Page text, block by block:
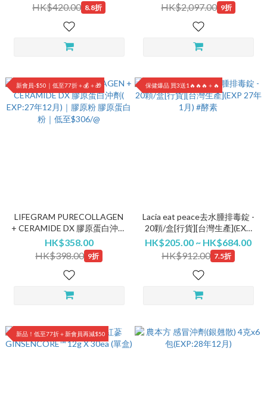
HK$420.00 8.8折
HK$2,097.00 9折
新會員-$50｜低至77折＋💰＋🎁
LIFEGRAM PURECOLLAGEN
+ CERAMIDE DX 膠原蛋白沖劑
( EXP:27年12月)｜膠原粉 膠原
蛋白粉｜低至$306/@
HK$358.00
HK$398.00 9折
保健爆品 買3送1🔥🔥🔥＋🔥
Lacia eat peace去水腫排毒錠 -
20顆/盒[行貨][台灣生產](EXP
27年1月) #酵素
HK$205.00 ~ HK$684.00
HK$912.00 7.5折
新品！低至77折＋新會員再減$50